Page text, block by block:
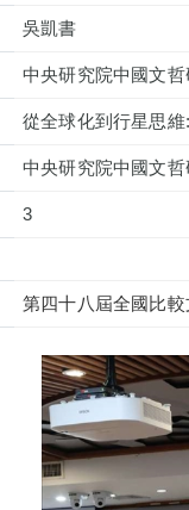
吳凱書
中央研究院中國文
從全球化到行星思
中央研究院中國文
3
第四十八屆全國比